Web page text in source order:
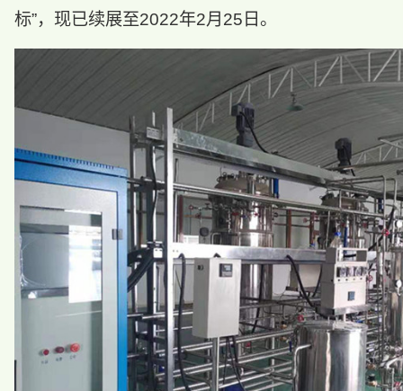
标”，现已续展至2022年2月25日。